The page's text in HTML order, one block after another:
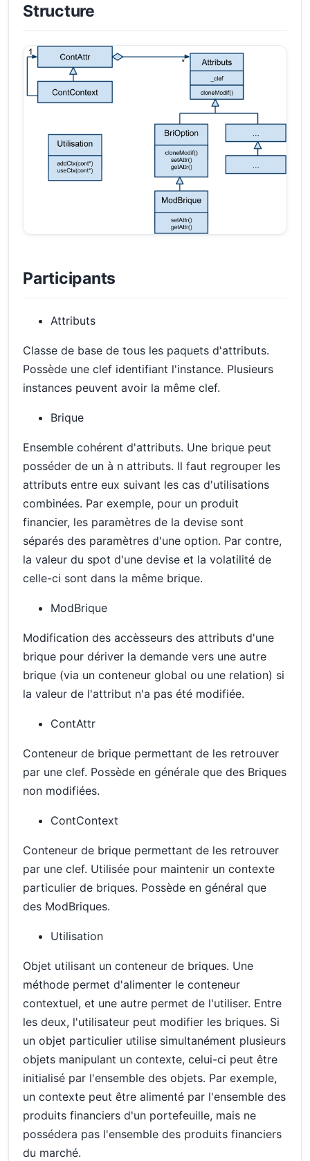
Structure
Participants
Attributs
Classe de base de tous les paquets d'attributs.
Possède une clef identifiant l'instance. Plusieurs
instances peuvent avoir la même clef.
Brique
Ensemble cohérent d'attributs. Une brique peut
posséder de un à n attributs. Il faut regrouper les
attributs entre eux suivant les cas d'utilisations
combinées. Par exemple, pour un produit
financier, les paramètres de la devise sont
séparés des paramètres d'une option. Par contre,
la valeur du spot d'une devise et la volatilité de
celle-ci sont dans la même brique.
ModBrique
Modification des accèsseurs des attributs d'une
brique pour dériver la demande vers une autre
brique (via un conteneur global ou une relation) si
la valeur de l'attribut n'a pas été modifiée.
ContAttr
Conteneur de brique permettant de les retrouver
par une clef. Possède en générale que des Briques
non modifiées.
ContContext
Conteneur de brique permettant de les retrouver
par une clef. Utilisée pour maintenir un contexte
particulier de briques. Possède en général que
des ModBriques.
Utilisation
Objet utilisant un conteneur de briques. Une
méthode permet d'alimenter le conteneur
contextuel, et une autre permet de l'utiliser. Entre
les deux, l'utilisateur peut modifier les briques. Si
un objet particulier utilise simultanément plusieurs
objets manipulant un contexte, celui-ci peut être
initialisé par l'ensemble des objets. Par exemple,
un contexte peut être alimenté par l'ensemble des
produits financiers d'un portefeuille, mais ne
possédera pas l'ensemble des produits financiers
du marché.